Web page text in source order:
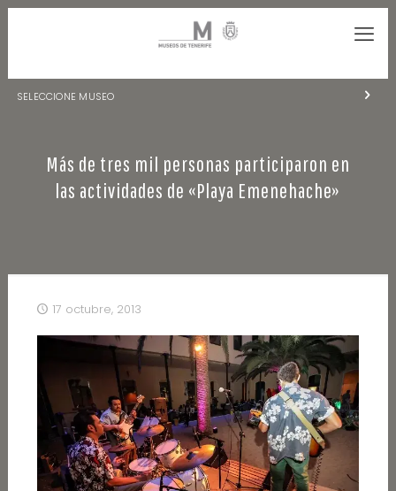
SELECCIONE MUSEO
NATURALEZA Y ARQUEOLOGÍA
CENTRO DE DOCUMENTACIÓN DE CANARIAS Y AMÉRICA
CUEVA DEL VIENTO
Más de tres mil personas participaron en
las actividades de «Playa Emenehache»
17 octubre, 2013